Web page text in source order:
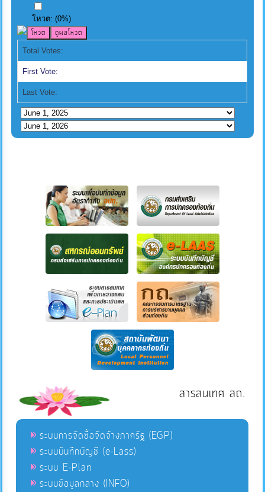
โหวต:(0%)
Total Votes:
First Vote:
Last Vote:
สารสนเทศ สถ.
ระบบการจัดซื้อจัดจ้างภาครัฐ (EGP)
ระบบบันทึกบัญชี (e-Lass)
ระบบ E-Plan
ระบบข้อมูลกลาง (INFO)